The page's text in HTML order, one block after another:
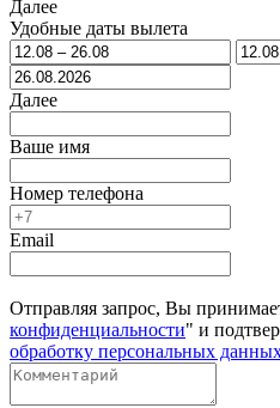
Далее
Удобные даты вылета
Далее
Ваше имя
Номер телефона
Email
Отправляя запрос, Вы
конфиденциальности" и
обработку персональных